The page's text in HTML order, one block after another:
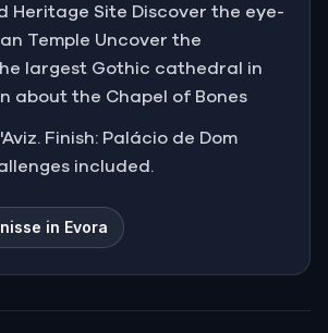
Heritage Site Discover the eye-
Temple Uncover the
largest Gothic cathedral in
about the Chapel of Bones
Finish: Palácio de Dom
included.
in Evora